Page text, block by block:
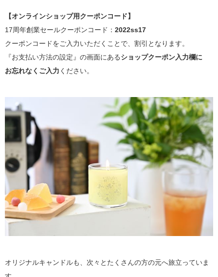
【オンラインショップ用クーポンコード】
17周年創業セールクーポンコード： 2022ss17
クーポンコードをご入力いただくことで、割引となります。
『お支払い方法の設定』の画面にあるショップクーポン入力欄に
お忘れなくご入力 ください。
オリジナルキャンドルも、次々とたくさんの方の元へ旅立っていま